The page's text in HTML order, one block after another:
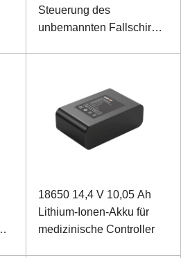
Steuerung des
unbemannten Fallschirm-
18650 14,4 V 10,05 Ah
Lithium-Ionen-Akku für
medizinische Controller